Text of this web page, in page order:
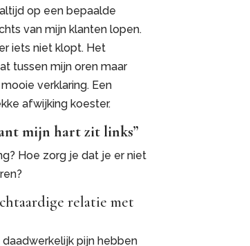
op een bepaalde
van mijn klanten lopen.
iets niet klopt. Het
tussen mijn oren maar
verklaring. Een
afwijking koester.
mijn hart zit links”
Hoe zorg je dat je er niet
relatie met
pijn hebben